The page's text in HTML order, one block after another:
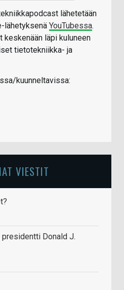
lähetetään
lähetyksenä YouTubessa.
keskenään läpi kuluneen
tietotekniikka- ja
kuunneltavissa:
VIESTIT
presidentti Donald J.